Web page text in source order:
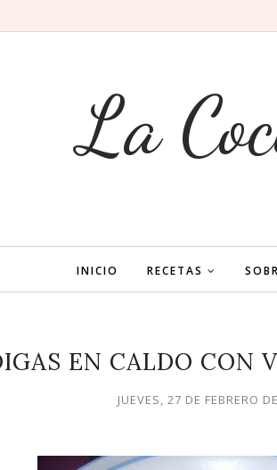
La
INICIO RECETAS
EN CALDO CON
JUEVES, 27 DE FEBRERO